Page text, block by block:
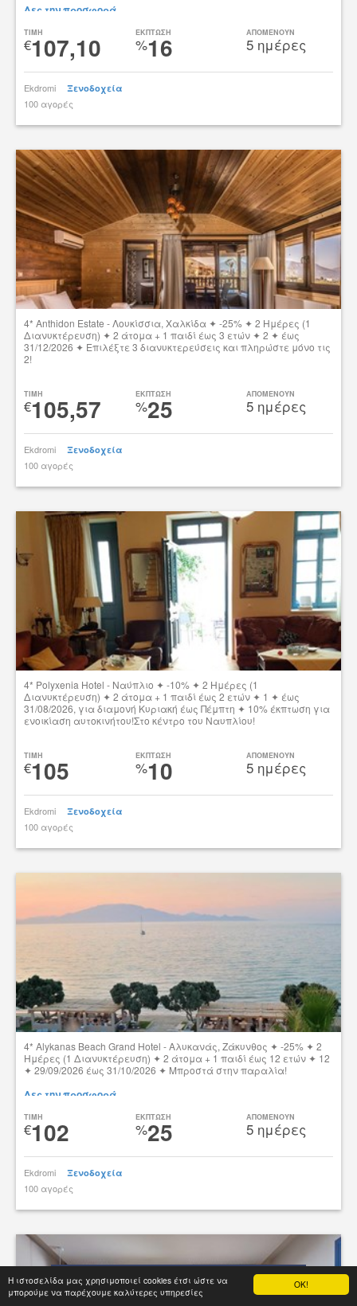
OK!
Η ιστοσελίδα μας χρησιμοποιεί cookies έτσι ώστε να
μπορούμε να παρέχουμε καλύτερες υπηρεσίες
Δες την προσφορά
TIMH
€107,10 ΕΚΠΤΩΣΗ
%16 ΑΠΟΜΕΝΟΥΝ
5 ημέρες
Ekdromi Ξενοδοχεία
100 αγορές
tsibato
4* Anthidon Estate - Λουκίσσια, Χαλκίδα ✦ -25% ✦ 2 Ημέρες (1
Διανυκτέρευση) ✦ 2 άτομα + 1 παιδί έως 3 ετών ✦ 2 ✦ έως
31/12/2026 ✦ Επιλέξτε 3 διανυκτερεύσεις και πληρώστε μόνο τις
2!
TIMH
€105,57 ΕΚΠΤΩΣΗ
%25 ΑΠΟΜΕΝΟΥΝ
5 ημέρες
Ekdromi Ξενοδοχεία
100 αγορές
tsibato
4* Polyxenia Hotel - Ναύπλιο ✦ -10% ✦ 2 Ημέρες (1
Διανυκτέρευση) ✦ 2 άτομα + 1 παιδί έως 2 ετών ✦ 1 ✦ έως
31/08/2026, για διαμονή Κυριακή έως Πέμπτη ✦ 10% έκπτωση για
ενοικίαση αυτοκινήτου!Στο κέντρο του Ναυπλίου!
TIMH
€105 ΕΚΠΤΩΣΗ
%10 ΑΠΟΜΕΝΟΥΝ
5 ημέρες
Ekdromi Ξενοδοχεία
100 αγορές
tsibato
4* Alykanas Beach Grand Hotel - Αλυκανάς, Ζάκυνθος ✦ -25% ✦ 2
Ημέρες (1 Διανυκτέρευση) ✦ 2 άτομα + 1 παιδί έως 12 ετών ✦ 12
✦ 29/09/2026 έως 31/10/2026 ✦ Μπροστά στην παραλία!
Δες την προσφορά
TIMH
€102 ΕΚΠΤΩΣΗ
%25 ΑΠΟΜΕΝΟΥΝ
5 ημέρες
Ekdromi Ξενοδοχεία
100 αγορές
tsibato